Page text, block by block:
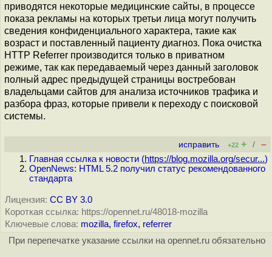
приводятся некоторые медицинские сайты, в процессе
показа рекламы на которых третьи лица могут получить
сведения конфиденциального характера, такие как
возраст и поставленный пациенту диагноз. Пока очистка
HTTP Referrer производится только в приватном
режиме, так как передаваемый через данный заголовок
полный адрес предыдущей страницы востребован
владельцами сайтов для анализа источников трафика и
разбора фраз, которые привели к переходу с поисковой
системы.
исправить +22 + / –
Главная ссылка к новости (https://blog.mozilla.org/secur...)
OpenNews: HTML 5.2 получил статус рекомендованного
стандарта
Лицензия: CC BY 3.0
Короткая ссылка: https://opennet.ru/48018-mozilla
Ключевые слова: mozilla, firefox, referrer
При перепечатке указание ссылки на opennet.ru обязательно